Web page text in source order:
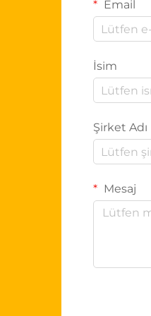
Email
İsim
Şirket Adı
Mesaj